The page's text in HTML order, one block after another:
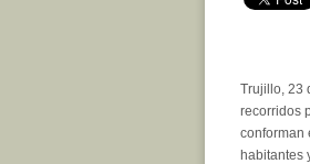
Trujillo, 23
recorridos
conforman
habitantes